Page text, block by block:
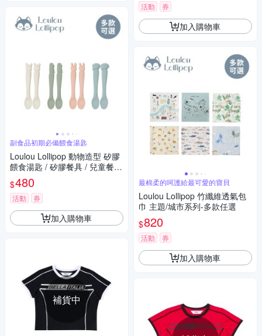
副食品初期必備餵食湯匙
Loulou Lollipop 動物造型 矽膠
餵食湯匙 / 矽膠餐具 / 兒童餐具
/ 學習餐具 2入組 多款可選
$480
活動 券
加入購物車
補貨中
活動 券
加入購物車
最棉柔的呵護給最可愛的寶貝
Loulou Lollipop 竹纖維透氣包
巾 主題/城市系列-多款任選
$820
活動 券
加入購物車